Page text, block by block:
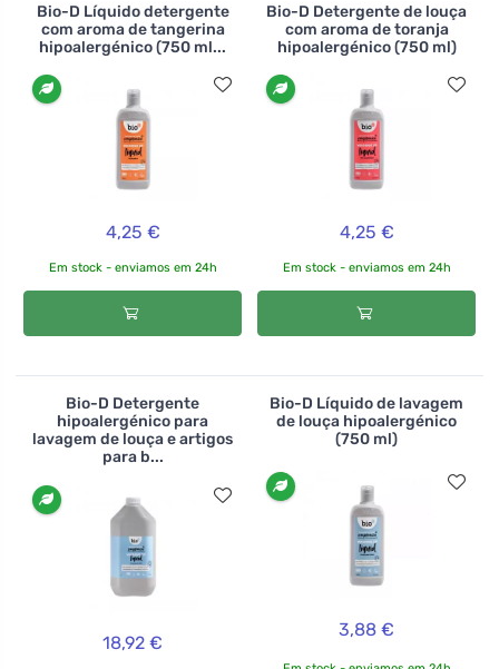
Bio-D Líquido detergente
com aroma de tangerina
hipoalergénico (750 ml...
4,25 €
Em stock - enviamos em 24h
Bio-D Detergente de louça
com aroma de toranja
hipoalergénico (750 ml)
4,25 €
Em stock - enviamos em 24h
Bio-D Detergente
hipoalergénico para
lavagem de louça e artigos
para b...
18,92 €
Bio-D Líquido de lavagem
de louça hipoalergénico
(750 ml)
3,88 €